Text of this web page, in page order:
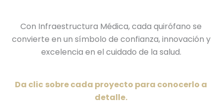
Con Infraestructura Médica, cada quirófano se
convierte en un símbolo de confianza, innovación y
excelencia en el cuidado de la salud.
Da clic sobre cada proyecto para conocerlo a
detalle.